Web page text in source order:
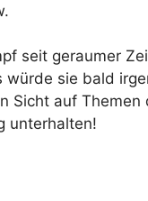
seit geraumer
würde sie bald
Sicht auf
unterhalten!